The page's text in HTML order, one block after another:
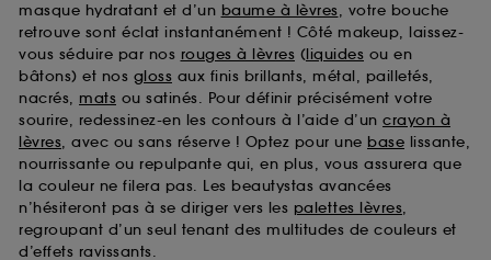
masque hydratant et d’un baume à lèvres, votre bouche
retrouve sont éclat instantanément ! Côté makeup, laissez-
vous séduire par nos rouges à lèvres (liquides ou en
bâtons) et nos gloss aux finis brillants, métal, pailletés,
nacrés, mats ou satinés. Pour définir précisément votre
sourire, redessinez-en les contours à l’aide d’un crayon à
lèvres, avec ou sans réserve ! Optez pour une base lissante,
nourrissante ou repulpante qui, en plus, vous assurera que
la couleur ne filera pas. Les beautystas avancées
n’hésiteront pas à se diriger vers les palettes lèvres,
regroupant d’un seul tenant des multitudes de couleurs et
d’effets ravissants.
A l'exception des cookies techniques, le dépôt et la
lecture de ces traceurs requiert votre accord. Vous
pouvez personnaliser vos choix concernant le dépôt
de ces cookies grâce au bouton "personnaliser mes
choix" ci-dessous ou décider de "tout accepter".
Sephora pourra associer les informations de
navigation collectées par ces Cookies, pour les
finalités acceptées, avec les données personnelles
collectées ou générées lors de votre activité en ligne
ou en magasin. Pour refuser tous les cookies, cliques
sur "continuer sans accepter". Voous pouvez à tout